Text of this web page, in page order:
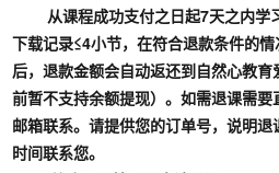
从课程成功支付之日起7天之内学
下载记录≤4小节，在符合退款条件的
后，退款金额会自动返还到自然心教
前暂不支持余额提现）。如需退课需
邮箱联系。请提供您的订单号，说明
时间联系您。